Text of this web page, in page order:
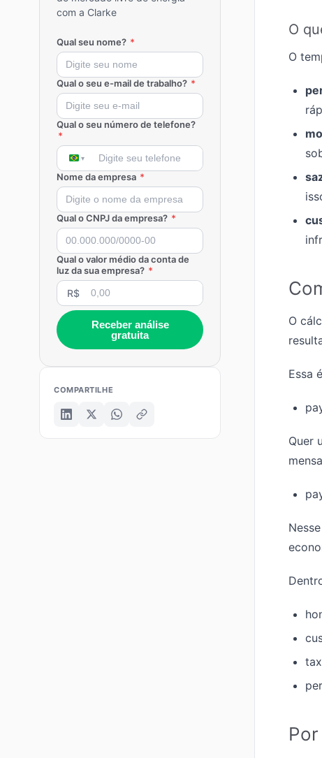
O
O
O
Essa
Quer
com a Clarke
Qual seu nome? *
Qual o seu e-mail de trabalho? *
Qual o seu número de telefone?
*
Nome da empresa *
Qual o CNPJ da empresa? *
Qual o valor médio da conta de
luz da sua empresa? *
R$
Receber análise
gratuita
COMPARTILHE